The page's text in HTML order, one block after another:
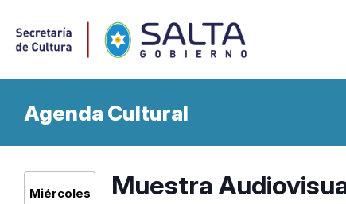
Agenda Cultural
Miércoles Muestra